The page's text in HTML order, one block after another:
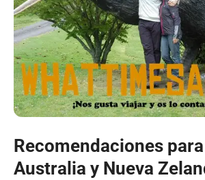
Recomendaciones
Australia y Nueva